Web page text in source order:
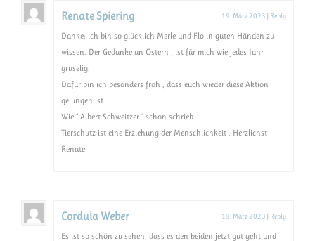
Renate Spiering 19. März 2023 | Reply
Danke; ich bin so glücklich Merle und Flo in guten Händen zu
wissen. Der Gedanke an Ostern , ist für mich wie jedes Jahr
gruselig.
Dafür bin ich besonders froh , dass euch wieder diese Aktion
gelungen ist.
Wie “ Albert Schweitzer “ schon schrieb
Tierschutz ist eine Erziehung der Menschlichkeit . Herzlichst
Renate
Cordula Weber 19. März 2023 | Reply
Es ist so schön zu sehen, dass es den beiden jetzt gut geht und